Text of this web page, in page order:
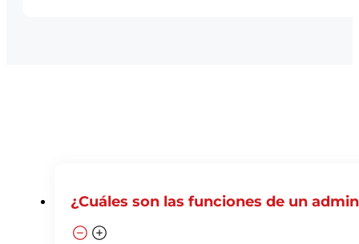
¿Cuáles son las funciones de un